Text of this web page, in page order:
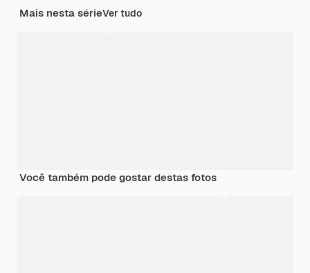
Mais nesta sérieVer tudo
Você também pode gostar destas fotos